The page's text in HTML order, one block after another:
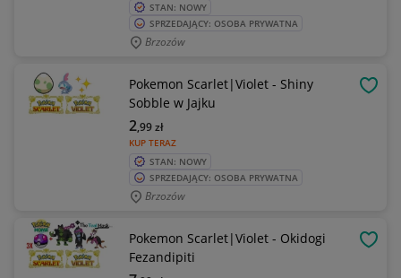
STAN: NOWY
SPRZEDAJĄCY: OSOBA PRYWATNA
Brzozów
Pokemon Scarlet|Violet - Shiny
Sobble w Jajku
KUP TERAZ
2,99zł
STAN: NOWY
SPRZEDAJĄCY: OSOBA PRYWATNA
Brzozów
Pokemon Scarlet|Violet - Okidogi
Fezandipiti